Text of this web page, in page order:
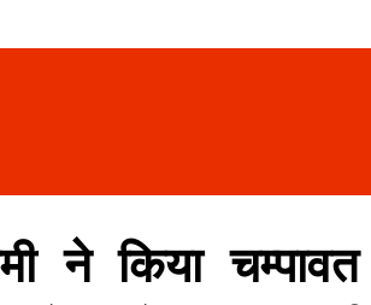
ने किया चम्पावत